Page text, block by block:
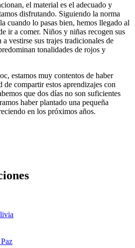
el material es el adecuado y
disfrutando. Siguiendo la norma
cuando lo pasas bien, hemos llegado al
ir a comer. Niños y niñas recogen sus
vestirse sus trajes tradicionales de
tonalidades de rojos y
estamos muy contentos de haber
compartir estos aprendizajes con
que dos días no son suficientes
haber plantado una pequeña
en los próximos años.